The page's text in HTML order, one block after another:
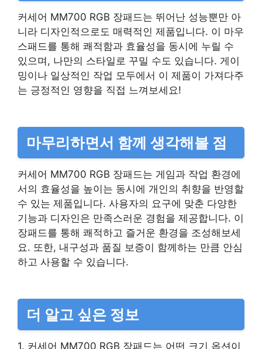
커세어 MM700 RGB 장패드는 뛰어난 성능뿐만 아
니라 디자인적으로도 매력적인 제품입니다. 이 마우
스패드를 통해 쾌적함과 효율성을 동시에 누릴 수
있으며, 나만의 스타일로 꾸밀 수도 있습니다. 게이
밍이나 일상적인 작업 모두에서 이 제품이 가져다주
는 긍정적인 영향을 직접 느껴보세요!
마무리하면서 함께 생각해볼 점
커세어 MM700 RGB 장패드는 게임과 작업 환경에
서의 효율성을 높이는 동시에 개인의 취향을 반영할
수 있는 제품입니다. 사용자의 요구에 맞춘 다양한
기능과 디자인은 만족스러운 경험을 제공합니다. 이
장패드를 통해 쾌적하고 즐거운 환경을 조성해보세
요. 또한, 내구성과 품질 보증이 함께하는 만큼 안심
하고 사용할 수 있습니다.
더 알고 싶은 정보
1. 커세어 MM700 RGB 장패드는 어떤 크기 옵션이